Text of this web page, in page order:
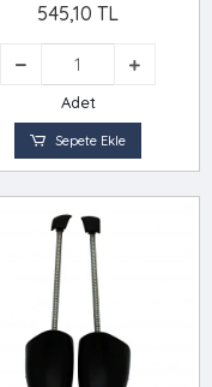
545,10 TL
Adet
Sepete Ekle